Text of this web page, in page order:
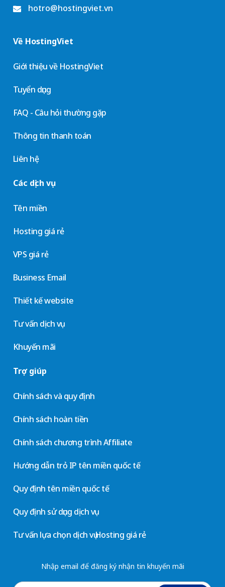
hotro@hostingviet.vn
Về HostingViet
Giới thiệu về HostingViet
Tuyển dụng
FAQ - Câu hỏi thường gặp
Thông tin thanh toán
Liên hệ
Các dịch vụ
Tên miền
Hosting giá rẻ
VPS giá rẻ
Business Email
Thiết kế website
Tư vấn dịch vụ
Khuyến mãi
Trợ giúp
Chính sách và quy định
Chính sách hoàn tiền
Chính sách chương trình Affiliate
Hướng dẫn trỏ IP tên miền quốc tế
Quy định tên miền quốc tế
Quy định sử dụng dịch vụ
Tư vấn lựa chọn dịch vụ Hosting giá rẻ
Nhập email để đăng ký nhận tin khuyến mãi